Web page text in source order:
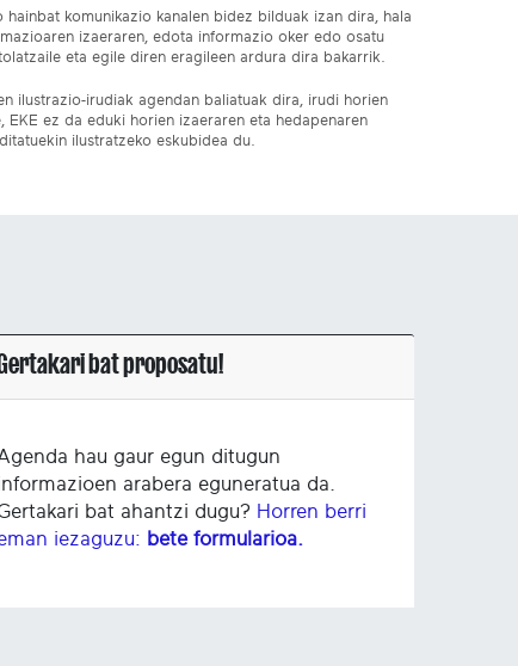
komunikazio kanalen bidez bilduak izan dira, hala
izaeraren, edota informazio oker edo osatu
eta egile diren eragileen ardura dira bakarrik.
ilustrazio-irudiak agendan baliatuak dira, irudi horien
ez da eduki horien izaeraren eta hedapenaren
ilustratzeko eskubidea du.
bat proposatu!
hau gaur egun ditugun
arabera eguneratua da.
bat ahantzi dugu? Horren berri
iezaguzu: bete formularioa.